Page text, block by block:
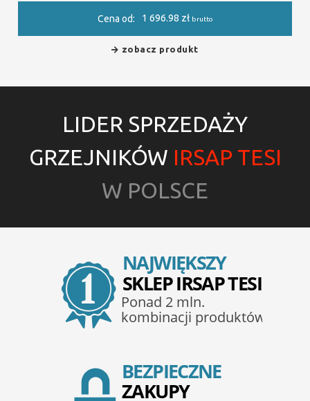
Cena od: 1 696.98 zł brutto
zobacz produkt
LIDER SPRZEDAŻY
GRZEJNIKÓW IRSAP TESI
W POLSCE